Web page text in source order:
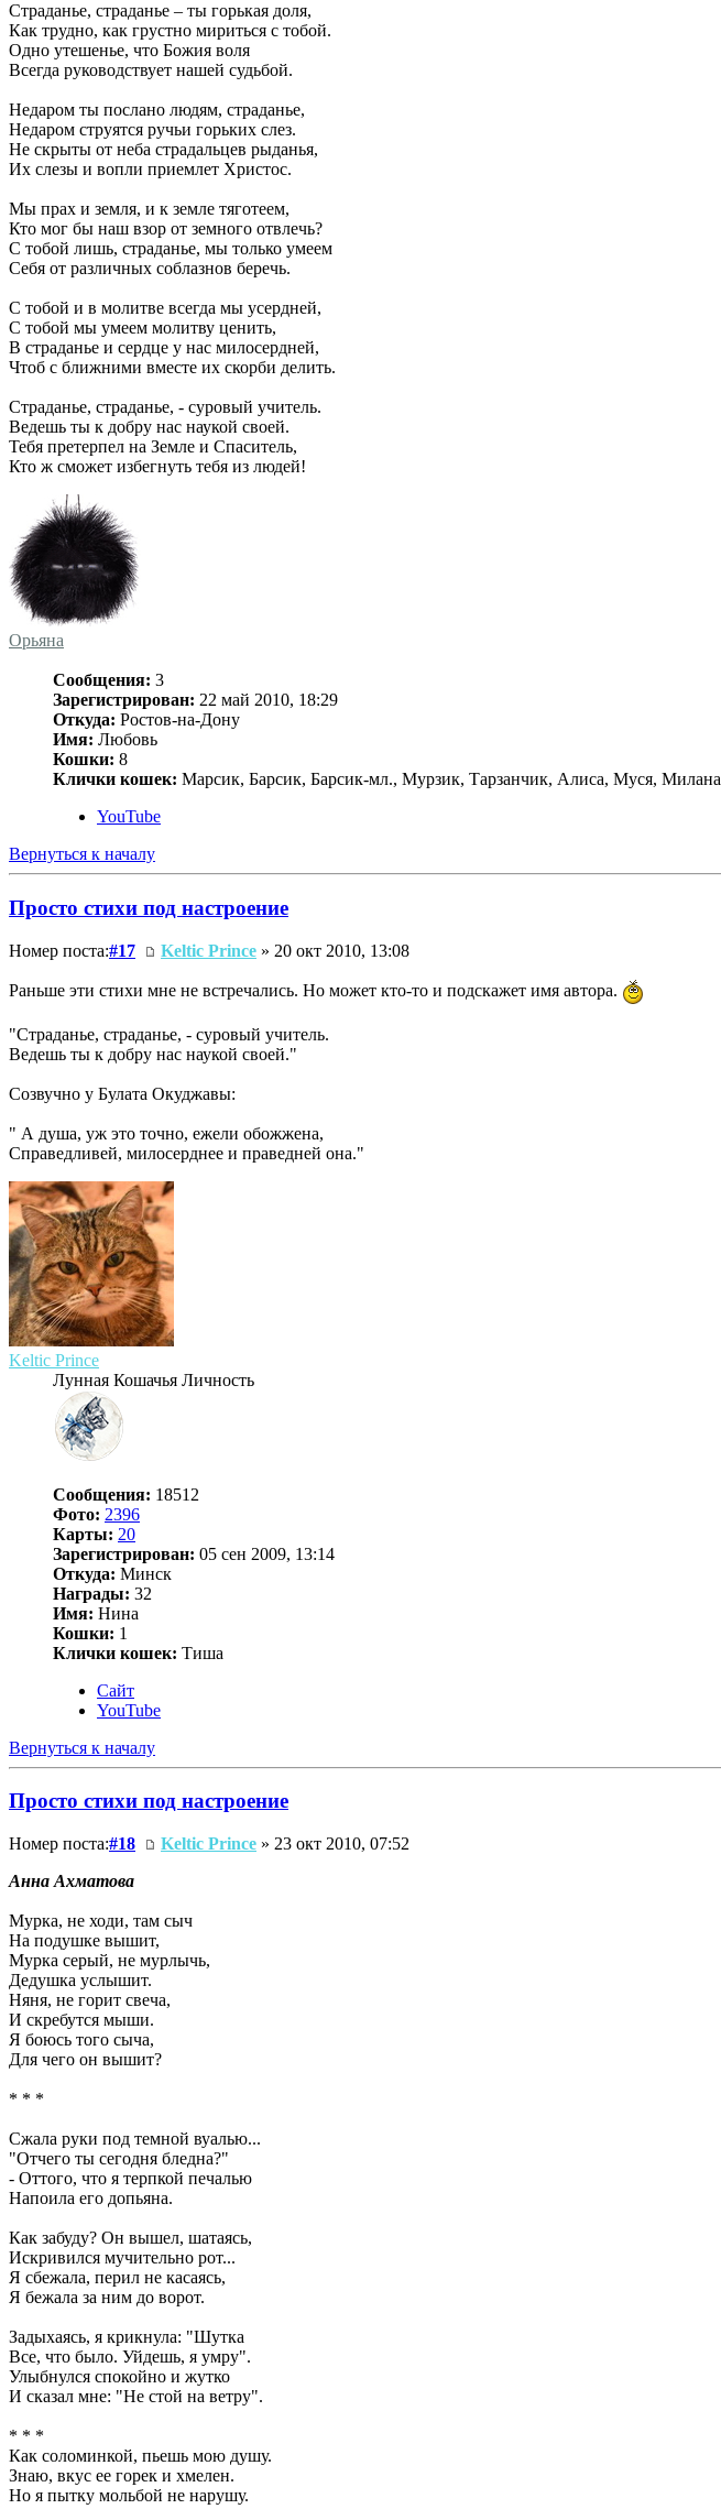
Страданье, страданье – ты горькая доля,
Как трудно, как грустно мириться с тобой.
Одно утешенье, что Божия воля
Всегда руководствует нашей судьбой.
Недаром ты послано людям, страданье,
Недаром струятся ручьи горьких слез.
Не скрыты от неба страдальцев рыданья,
Их слезы и вопли приемлет Христос.
Мы прах и земля, и к земле тяготеем,
Кто мог бы наш взор от земного отвлечь?
С тобой лишь, страданье, мы только умеем
Себя от различных соблазнов беречь.
С тобой и в молитве всегда мы усердней,
С тобой мы умеем молитву ценить,
В страданье и сердце у нас милосердней,
Чтоб с ближними вместе их скорби делить.
Страданье, страданье, - суровый учитель.
Ведешь ты к добру нас наукой своей.
Тебя претерпел на Земле и Спаситель,
Кто ж сможет избегнуть тебя из людей!
Орьяна
Сообщения: 3
Зарегистрирован: 22 май 2010, 18:29
Откуда: Ростов-на-Дону
Имя: Любовь
Кошки: 8
Клички кошек: Марсик, Барсик, Барсик-мл., Мурзик, Тарзанчик, Алиса, Муся, Милана
YouTube
Вернуться к началу
Просто стихи под настроение
Номер поста:#17 Keltic Prince » 20 окт 2010, 13:08
Раньше эти стихи мне не встречались. Но может кто-то и подскажет имя автора.
"Страданье, страданье, - суровый учитель.
Ведешь ты к добру нас наукой своей."
Созвучно у Булата Окуджавы:
" А душа, уж это точно, ежели обожжена,
Справедливей, милосерднее и праведней она."
Keltic Prince
Лунная Кошачья Личность
Сообщения: 18512
Фото: 2396
Карты: 20
Зарегистрирован: 05 сен 2009, 13:14
Откуда: Минск
Награды: 32
Имя: Нина
Кошки: 1
Клички кошек: Тиша
Сайт
YouTube
Вернуться к началу
Просто стихи под настроение
Номер поста:#18 Keltic Prince » 23 окт 2010, 07:52
Анна Ахматова
Мурка, не ходи, там сыч
На подушке вышит,
Мурка серый, не мурлычь,
Дедушка услышит.
Няня, не горит свеча,
И скребутся мыши.
Я боюсь того сыча,
Для чего он вышит?
* * *
Сжала руки под темной вуалью...
"Отчего ты сегодня бледна?"
- Оттого, что я терпкой печалью
Напоила его допьяна.
Как забуду? Он вышел, шатаясь,
Искривился мучительно рот...
Я сбежала, перил не касаясь,
Я бежала за ним до ворот.
Задыхаясь, я крикнула: "Шутка
Все, что было. Уйдешь, я умру".
Улыбнулся спокойно и жутко
И сказал мне: "Не стой на ветру".
* * *
Как соломинкой, пьешь мою душу.
Знаю, вкус ее горек и хмелен.
Но я пытку мольбой не нарушу.